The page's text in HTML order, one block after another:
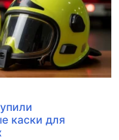
каски для